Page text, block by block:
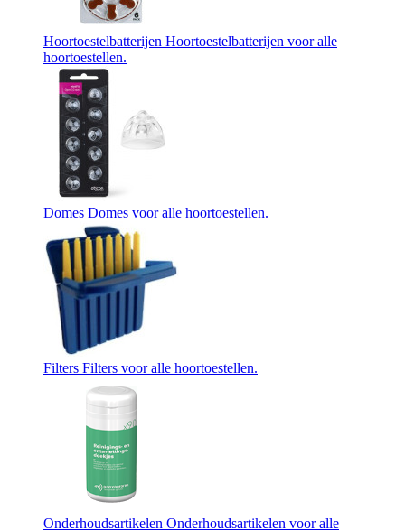
Hoortoestelbatterijen Hoortoestelbatterijen voor alle
hoortoestellen.
Domes Domes voor alle hoortoestellen.
Filters Filters voor alle hoortoestellen.
Onderhoudsartikelen Onderhoudsartikelen voor alle